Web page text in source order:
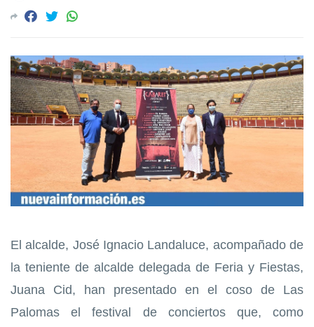
El alcalde, José Ignacio Landaluce, acompañado de
la teniente de alcalde delegada de Feria y Fiestas,
Juana Cid, han presentado en el coso de Las
Palomas el festival de conciertos que, como